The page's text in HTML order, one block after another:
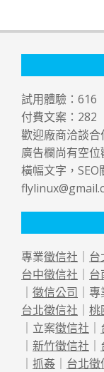
試用體驗： 616
付費文案： 282
歡迎廠商洽談合
廣告欄尚有空位
橫幅文字，SEO
專業徵信社 ｜ 台
台中徵信社 ｜ 台
｜ 徵信公司 ｜
台北徵信社 ｜ 桃
｜立案徵信社 ｜
｜ 新竹徵信社 ｜
｜ 抓姦 ｜ 台北徵